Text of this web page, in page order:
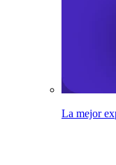
La mejor